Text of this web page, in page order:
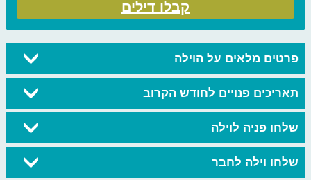
קבלו דילים
פרטים מלאים על הוילה
תאריכים פנויים לחודש הקרוב
שלחו פניה לוילה
שלחו וילה לחבר